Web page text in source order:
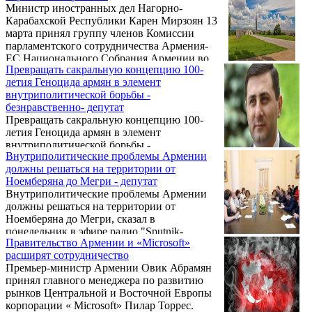
конференции по итогам прошедшего 19-20
марта заседания комиссии.
Министр иностранных дел Нагорно-
Карабахской Республики Карен Мирзоян 13
марта принял группу членов Комиссии
парламентского сотрудничества Армения-
ЕС Национального Собрания Армении во
главе с сопредседателем комиссии
Самвелом Фарманяном.
Превращать сакральную концепцию 100-
летия Геноцида армян в элемент
внутриполитической борьбы -
безнравственно- депутат
Превращать сакральную концепцию 100-
летия Геноцида армян в элемент
внутриполитической борьбы -
безнравственно, сказал в понедельник в
эфире радио "Sputnik-Армения" депутат от
правящей Республиканской партии
Армении Самвел Фарманян, комментируя
субботний инцидент с представителями
организации «Учредительный парламент».
Внутриполитические проблемы Армении
должны решаться на территории от
Ноемберяна до Мегри - депутат
Внутриполитические проблемы Армении
должны решаться на территории от
Ноемберяна до Мегри, сказал в
понедельник в эфире радио "Sputnik-
Армения" депутат от правящей
Республиканской партии Армении Самвел
Фарманян, комментируя субботний
инцидент с организацией «Учредительный
парламент».
Правительство Армении и «Microsoft»
расширят сотрудничество
Премьер-министр Армении Овик Абрамян
принял главного менеджера по развитию
рынков Центральной и Восточной Европы
корпорации « Microsoft» Пилар Торрес.